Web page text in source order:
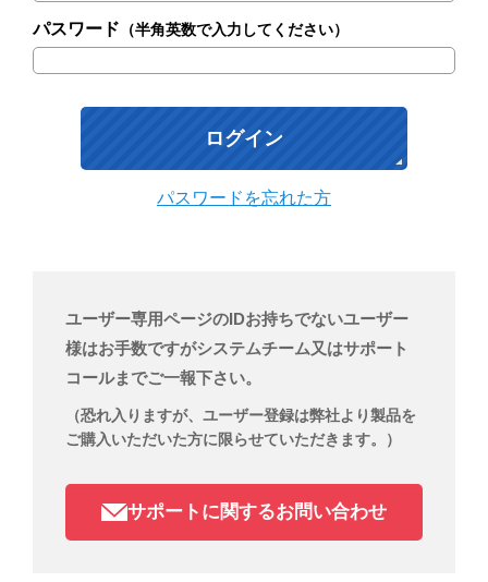
パスワード （半角英数で入力してください）
パスワードを忘れた方
ユーザー専用ページのIDお持ちでないユーザー
様はお手数ですがシステムチーム又はサポート
コールまでご一報下さい。
（恐れ入りますが、ユーザー登録は弊社より製品を
ご購入いただいた方に限らせていただきます。）
サポートに関するお問い合わせ